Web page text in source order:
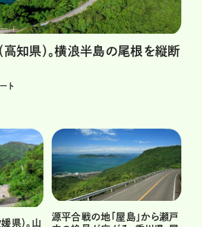
高知県）。横浪半島の尾根を縦断
ト
県）。山
源平合戦の地「屋島」から瀬戸